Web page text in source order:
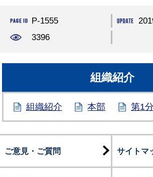
P-1555
3396
組織紹介
組織紹介 本部 第1
ご意見・ご質問 サイトマ